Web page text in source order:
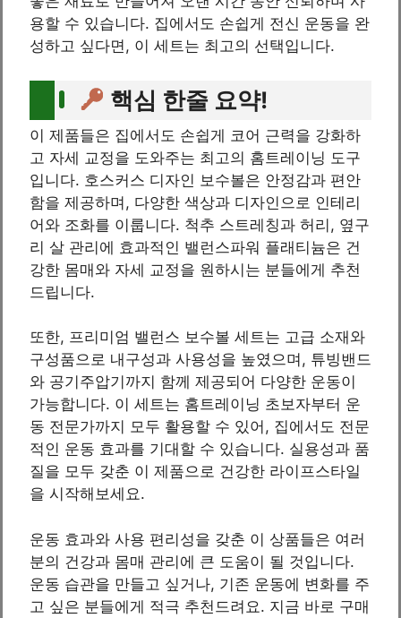
용할 수 있습니다. 집에서도 손쉽게 전신 운동을 완
성하고 싶다면, 이 세트는 최고의 선택입니다.
핵심 한줄 요약!
이 제품들은 집에서도 손쉽게 코어 근력을 강화하
고 자세 교정을 도와주는 최고의 홈트레이닝 도구
입니다. 호스커스 디자인 보수볼은 안정감과 편안
함을 제공하며, 다양한 색상과 디자인으로 인테리
어와 조화를 이룹니다. 척추 스트레칭과 허리, 옆구
리 살 관리에 효과적인 밸런스파워 플래티늄은 건
강한 몸매와 자세 교정을 원하시는 분들에게 추천
드립니다.
또한, 프리미엄 밸런스 보수볼 세트는 고급 소재와
구성품으로 내구성과 사용성을 높였으며, 튜빙밴드
와 공기주압기까지 함께 제공되어 다양한 운동이
가능합니다. 이 세트는 홈트레이닝 초보자부터 운
동 전문가까지 모두 활용할 수 있어, 집에서도 전문
적인 운동 효과를 기대할 수 있습니다. 실용성과 품
질을 모두 갖춘 이 제품으로 건강한 라이프스타일
을 시작해보세요.
운동 효과와 사용 편리성을 갖춘 이 상품들은 여러
분의 건강과 몸매 관리에 큰 도움이 될 것입니다.
운동 습관을 만들고 싶거나, 기존 운동에 변화를 주
고 싶은 분들에게 적극 추천드려요. 지금 바로 구매